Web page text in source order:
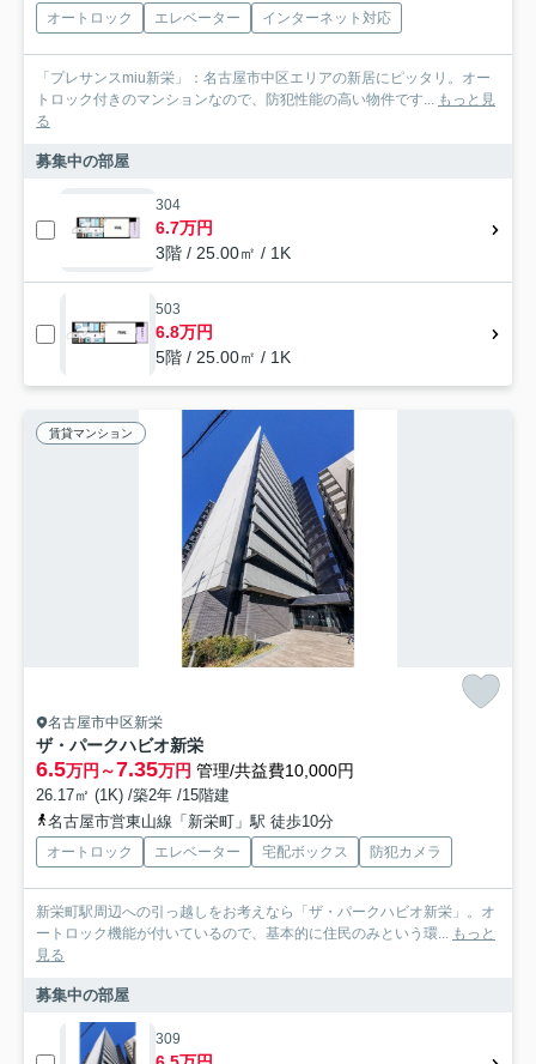
オートロック エレベーター インターネット対応
「プレサンスmiu新栄」：名古屋市中区エリアの新居にピッタリ。オー
トロック付きのマンションなので、防犯性能の高い物件です... もっと見
る
募集中の部屋
304
6.7万円
3階 / 25.00㎡ / 1K
503
6.8万円
5階 / 25.00㎡ / 1K
賃貸マンション
名古屋市中区新栄
ザ・パークハビオ新栄
6.5万円～7.35万円 管理/共益費10,000円
26.17㎡ (1K) /築2年 /15階建
名古屋市営東山線「新栄町」駅 徒歩10分
オートロック エレベーター 宅配ボックス 防犯カメラ
新栄町駅周辺への引っ越しをお考えなら「ザ・パークハビオ新栄」。オ
ートロック機能が付いているので、基本的に住民のみという環... もっと
見る
募集中の部屋
309